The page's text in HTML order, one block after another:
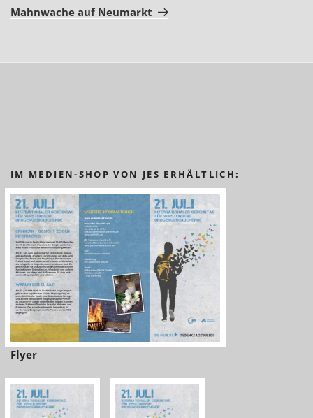
Beitrag
Mahnwache auf Neumarkt
IM MEDIEN-SHOP VON JES ERHÄLTLICH:
Flyer